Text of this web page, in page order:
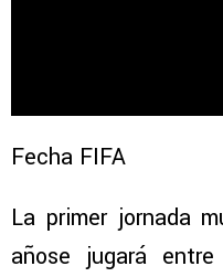
Fecha FIFA
La primer jornada
añose jugará